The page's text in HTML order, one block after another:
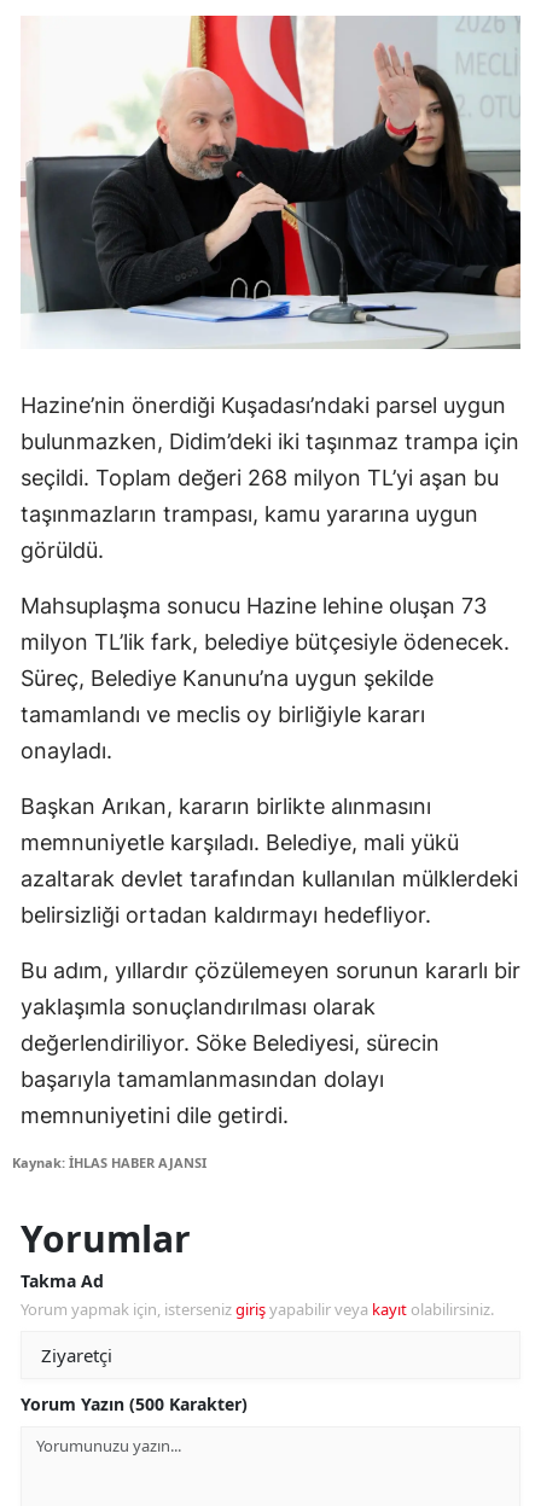
Hazine’nin önerdiği Kuşadası’ndaki parsel uygun
bulunmazken, Didim’deki iki taşınmaz trampa için
seçildi. Toplam değeri 268 milyon TL’yi aşan bu
taşınmazların trampası, kamu yararına uygun
görüldü.
Mahsuplaşma sonucu Hazine lehine oluşan 73
milyon TL’lik fark, belediye bütçesiyle ödenecek.
Süreç, Belediye Kanunu’na uygun şekilde
tamamlandı ve meclis oy birliğiyle kararı
onayladı.
Başkan Arıkan, kararın birlikte alınmasını
memnuniyetle karşıladı. Belediye, mali yükü
azaltarak devlet tarafından kullanılan mülklerdeki
belirsizliği ortadan kaldırmayı hedefliyor.
Bu adım, yıllardır çözülemeyen sorunun kararlı bir
yaklaşımla sonuçlandırılması olarak
değerlendiriliyor. Söke Belediyesi, sürecin
başarıyla tamamlanmasından dolayı
memnuniyetini dile getirdi.
Kaynak: İHLAS HABER AJANSI
Yorumlar
Takma Ad
Yorum yapmak için, istersenizgirişyapabilir veya kayıt olabilirsiniz.
Yorum Yazın (500 Karakter)